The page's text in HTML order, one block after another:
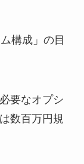
構成」の目
要なオプシ
数百万円規